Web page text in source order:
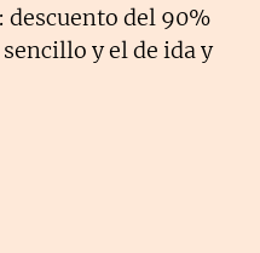
del 90%
y el de ida y